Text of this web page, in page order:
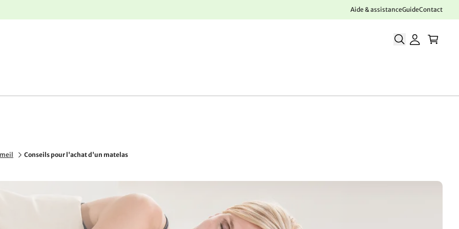
Aide & assistanceGuideContact
Conseils pour l'achat d'un matelas